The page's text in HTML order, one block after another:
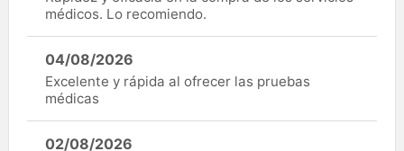
médicos. Lo recomiendo.
04/08/2026
Excelente y rápida al ofrecer las pruebas
médicas
02/08/2026